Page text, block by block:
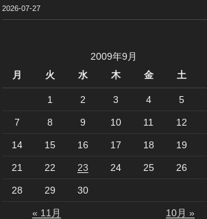
2026-07-27
2009年9月
月
火 水 木 金 土
1 2 3 4 5
7 8 9 10 11 12
14 15 16 17 18 19
21 22 23 24 25 26
28 29 30
« 11月 10月 »